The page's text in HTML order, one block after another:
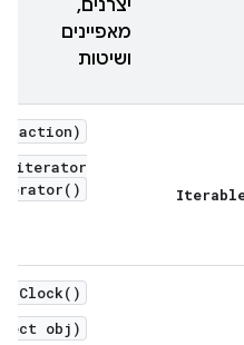
יצרנים,
מאפיינים
ושיטות
action)
Clock()
obj)